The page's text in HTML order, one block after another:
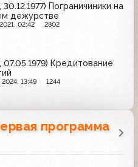
Пограничиники на
дежурстве
02:42 2802
Кредитование
13:49 1244
программа